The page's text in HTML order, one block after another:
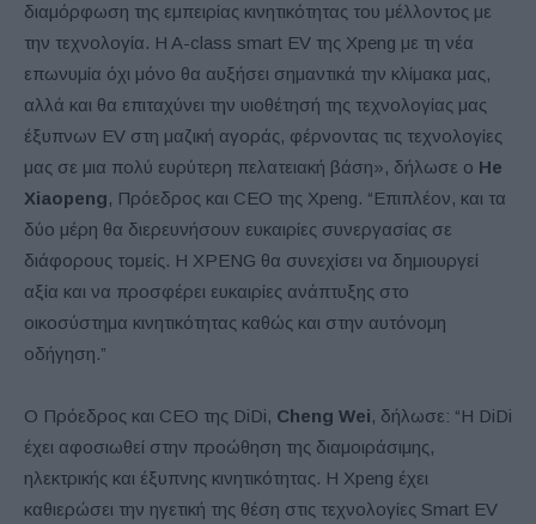
διαμόρφωση της εμπειρίας κινητικότητας του μέλλοντος με
την τεχνολογία. H A-class smart EV της Xpeng με τη νέα
επωνυμία όχι μόνο θα αυξήσει σημαντικά την κλίμακα μας,
αλλά και θα επιταχύνει την υιοθέτησή της τεχνολογίας μας
έξυπνων EV στη μαζική αγοράς, φέρνοντας τις τεχνολογίες
μας σε μια πολύ ευρύτερη πελατειακή βάση», δήλωσε ο He
Xiaopeng, Πρόεδρος και CEO της Xpeng. “Επιπλέον, και τα
δύο μέρη θα διερευνήσουν ευκαιρίες συνεργασίας σε
διάφορους τομείς. Η XPENG θα συνεχίσει να δημιουργεί
αξία και να προσφέρει ευκαιρίες ανάπτυξης στο
οικοσύστημα κινητικότητας καθώς και στην αυτόνομη
οδήγηση.”
Ο Πρόεδρος και CEO της DiDi, Cheng Wei, δήλωσε: “Η DiDi
έχει αφοσιωθεί στην προώθηση της διαμοιράσιμης,
ηλεκτρικής και έξυπνης κινητικότητας. Η Xpeng έχει
καθιερώσει την ηγετική της θέση στις τεχνολογίες Smart EV